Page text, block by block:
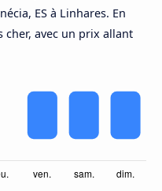
ES à Linhares. En
cher, avec un prix allant